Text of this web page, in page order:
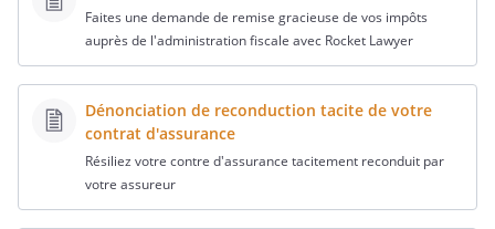
Faites une demande de remise gracieuse de vos impôts
auprès de l'administration fiscale avec Rocket Lawyer
Dénonciation de reconduction tacite de votre
contrat d'assurance
Résiliez votre contre d'assurance tacitement reconduit par
votre assureur